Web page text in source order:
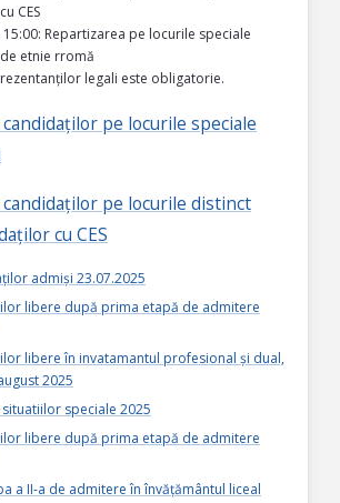
CES
15:00: Repartizarea pe locurile speciale
etnie rromă
legali este obligatorie.
pe locurile speciale
pe locurile distinct
cu CES
admiși 23.07.2025
libere după prima etapă de admitere
libere în invatamantul profesional și dual,
2025
speciale 2025
libere după prima etapă de admitere
a II-a de admitere în învățământul liceal